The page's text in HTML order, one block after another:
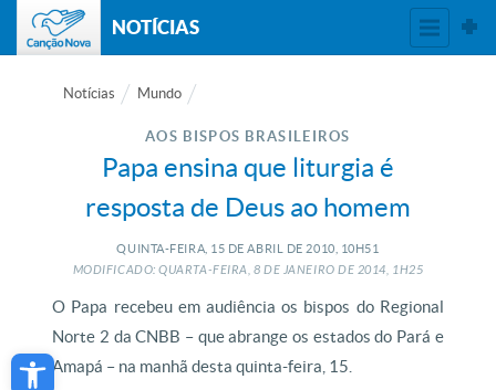
Open toolbar
NOTÍCIAS
Notícias Mundo
AOS BISPOS BRASILEIROS
Papa ensina que liturgia é
resposta de Deus ao homem
QUINTA-FEIRA, 15 DE ABRIL DE 2010, 10H51
MODIFICADO: QUARTA-FEIRA, 8 DE JANEIRO DE 2014, 1H25
O Papa recebeu em audiência os bispos do Regional
Norte 2 da CNBB – que abrange os estados do Pará e
Amapá – na manhã desta quinta-feira, 15.